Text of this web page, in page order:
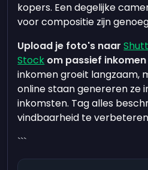
kopers. Een degelijke
voor compositie zijn
Upload je foto's naar
Stock om passief
inkomen groeit langzaam,
online staan genereren ze
inkomsten. Tag alles
vindbaarheid te
```